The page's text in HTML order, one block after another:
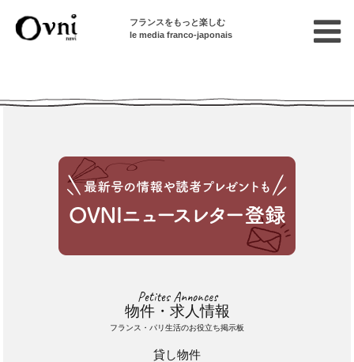
フランスをもっと楽しむ
le media franco-japonais
Petites Annonces
物件・求人情報
フランス・パリ生活のお役立ち掲示板
貸し物件